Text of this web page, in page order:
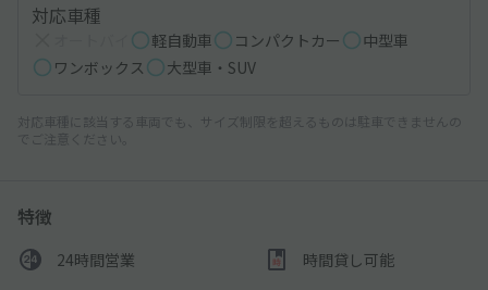
対応車種
軽自動車 コンパクトカー
中型車
ワンボックス
大型車・SUV
対応車種に該当する車両でも、サイズ制限を超えるものは駐車できませんの
でご注意ください。
特徴
24時間営業 時間貸し可能